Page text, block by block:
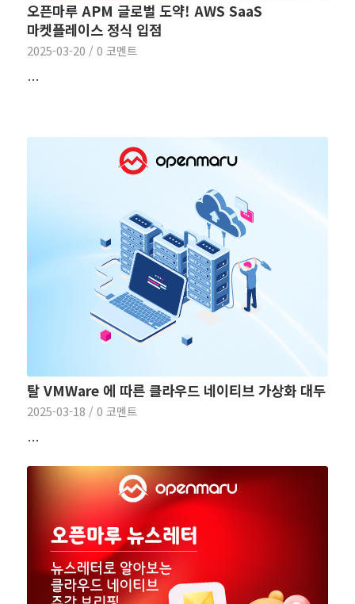
오픈마루 APM 글로벌 도약! AWS SaaS
마켓플레이스 정식 입점
2025-03-20 / 0 코멘트
…
탈 VMWare 에 따른 클라우드 네이티브 가상화 대두
2025-03-18 / 0 코멘트
…